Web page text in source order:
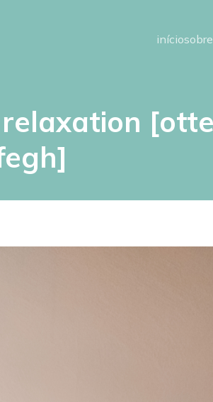
iníciosobre